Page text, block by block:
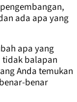
ada apa yang
apa yang
tidak balapan
Anda temukan
benar